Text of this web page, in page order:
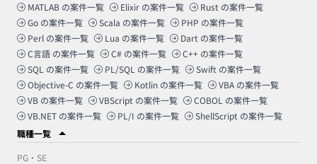
MATLAB の案件一覧 Elixir の案件一覧 Rust の案件一覧
Go の案件一覧 Scala の案件一覧 PHP の案件一覧
Perl の案件一覧 Lua の案件一覧 Dart の案件一覧
C言語 の案件一覧 C# の案件一覧 C++ の案件一覧
SQL の案件一覧 PL/SQL の案件一覧 Swift の案件一覧
Objective-C の案件一覧 Kotlin の案件一覧 VBA の案件一覧
VB の案件一覧 VBScript の案件一覧 COBOL の案件一覧
VB.NET の案件一覧 PL/I の案件一覧 ShellScript の案件一覧
職種一覧
PG・SE